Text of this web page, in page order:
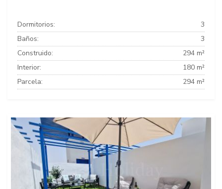
Dormitorios:
3
Baños:
3
Construido:
294 m²
Interior:
180 m²
Parcela:
294 m²